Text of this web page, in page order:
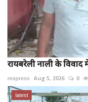
रायबरेली नाली के विवाद
rexpress Aug 5, 2026 0
latest